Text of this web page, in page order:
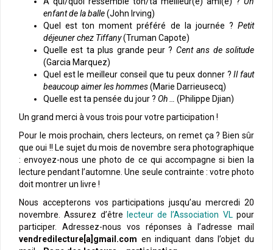
enfant de la balle(John Irving)
Quel est ton moment préféré de la journée ? Petit
déjeuner chez Tiffany(Truman Capote)
Quelle est ta plus grande peur ? Cent ans de solitude
(Garcia Marquez)
Quel est le meilleur conseil que tu peux donner ?Il faut
beaucoup aimer les hommes(Marie Darrieusecq)
Quelle est ta pensée du jour ? Oh …
(Philippe Djian)
Un grand merci à vous trois pour votre participation !
Pour le mois prochain, chers lecteurs, on remet ça ? Bien sûr
que oui !! Le sujet du mois de novembre sera photographique
: envoyez-nous une photo de ce qui accompagne si bien la
lecture pendant l’automne. Une seule contrainte : votre photo
doit montrer un livre !
Nous accepterons vos participations jusqu’au mercredi 20
novembre. Assurez d’être lecteur de l’Association VL pour
participer. Adressez-nous vos réponses à l’adresse mail
vendredilecture[a]gmail.com en indiquant dans l’objet du